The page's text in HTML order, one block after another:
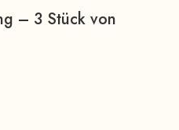
– 3 Stück von